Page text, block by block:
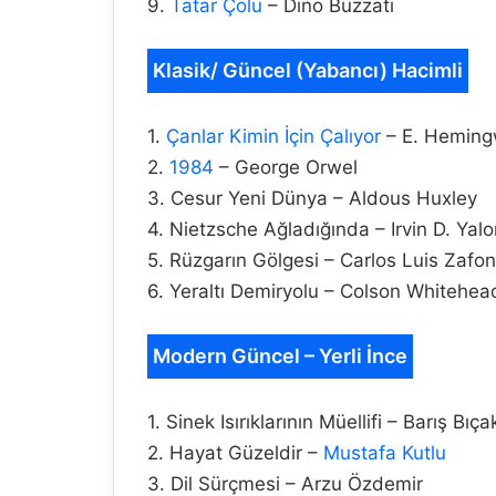
9. Tatar Çölü – Dino Buzzati
Klasik/ Güncel (Yabancı) Hacimli
1. Çanlar Kimin İçin Çalıyor – E.
2. 1984 – George Orwel
3. Cesur Yeni Dünya – Aldous Huxley
4. Nietzsche Ağladığında – Irvin D.
5. Rüzgarın Gölgesi – Carlos Luis Zafon
6. Yeraltı Demiryolu – Colson
Modern Güncel – Yerli İnce
1. Sinek Isırıklarının Müellifi – Barış
2. Hayat Güzeldir – Mustafa Kutlu
3. Dil Sürçmesi – Arzu Özdemir